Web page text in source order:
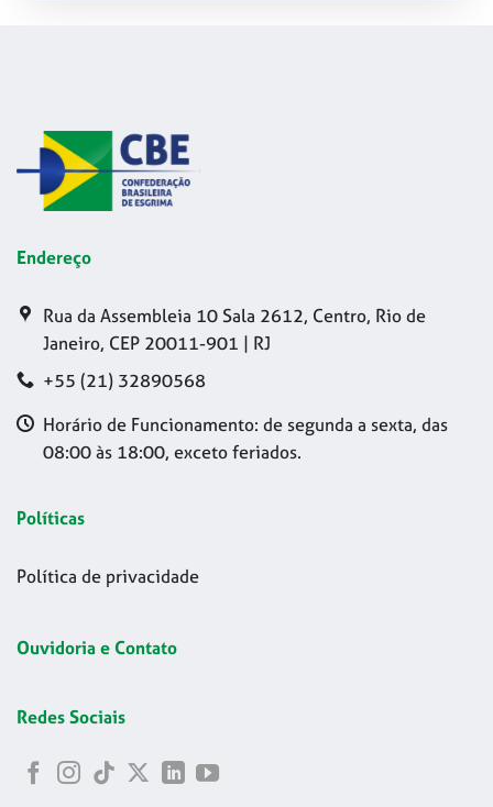
Endereço
Rua da Assembleia 10 Sala 2612, Centro, Rio de
Janeiro, CEP 20011-901 | RJ
+55 (21) 32890568
Horário de Funcionamento: de segunda a sexta, das
08:00 às 18:00, exceto feriados.
Políticas
Política de privacidade
Ouvidoria e Contato
Redes Sociais